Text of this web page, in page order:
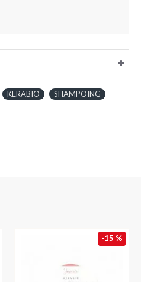
KERABIO
SHAMPOING
-15 %